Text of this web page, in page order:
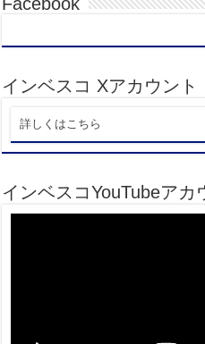
インベスコ Xアカウント
詳しくはこちら
インベスコYouTubeアカ